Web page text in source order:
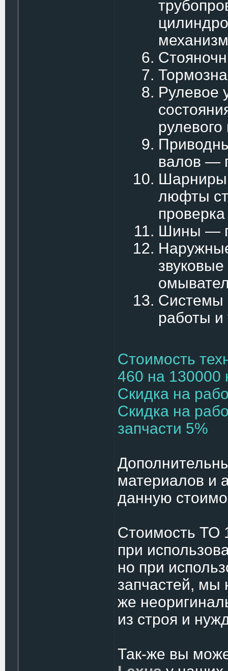
Рулевое
рулевого
валов —
Шарниры
люфты
проверка
Шины —
Системы
работы и
Стоимость
460 на 130000
Скидка на
Скидка на
запчасти 5%
материалов и
данную
Стоимость ТО
при
но при
запчастей, мы
же
из строя и
Так-же вы